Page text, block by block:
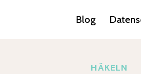
Blog
HÄKELN